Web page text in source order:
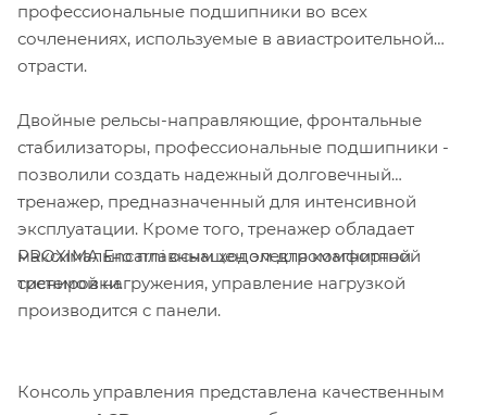
профессиональные подшипники во всех
сочленениях, используемые в авиастроительной
отрасти.
Двойные рельсы-направляющие, фронтальные
стабилизаторы, профессиональные подшипники -
позволили создать надежный долговечный
тренажер, предназначенный для интенсивной
эксплуатации. Кроме того, тренажер обладает
максимально плавным ходом для комфортной
тренировки.
PROXIMA Encarni оснащен электромагнитной
системой нагружения, управление нагрузкой
производится c панели.
Консоль управления представлена качественным